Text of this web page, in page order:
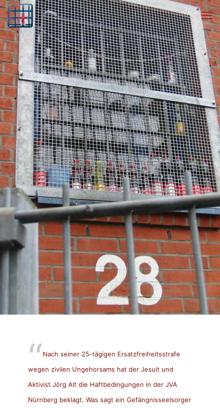
Nach seiner 25-tägigen Ersatzfreiheitsstrafe
wegen zivilen Ungehorsams hat der Jesuit und
Aktivist Jörg Alt die Haftbedingungen in der JVA
Nürnberg beklagt. Was sagt ein Gefängnisseelsorger